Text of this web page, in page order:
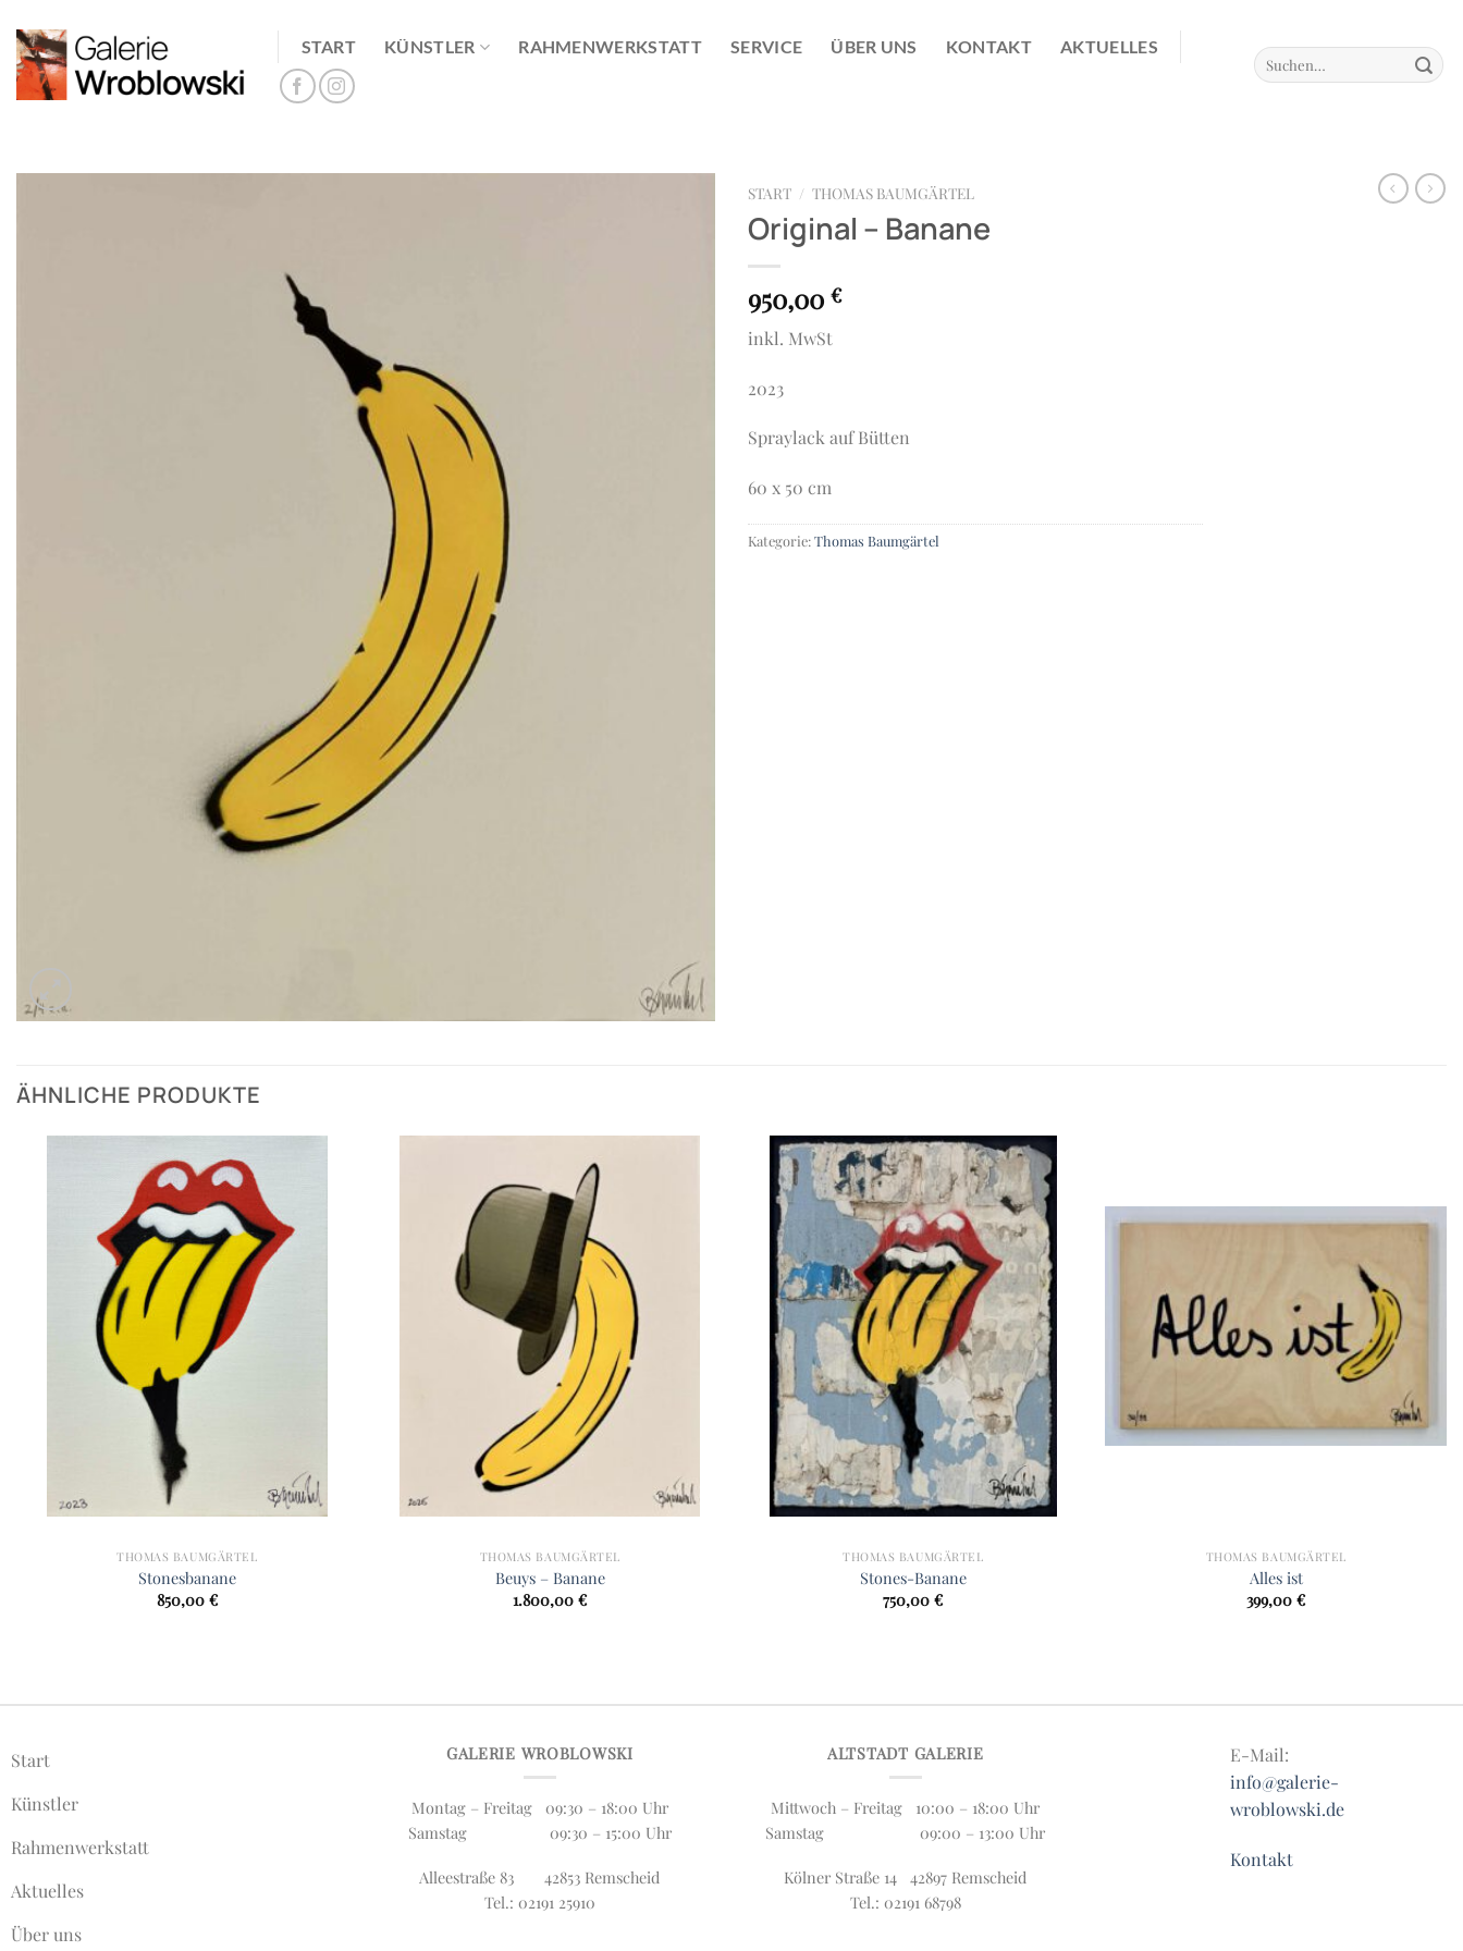
Inhalt
springen
START KÜNSTLER RAHMENWERKSTATT SERVICE ÜBER UNS KONTAKT AKTUELLES
Suchen
nach:
START / THOMAS BAUMGÄRTEL
Original – Banane
950,00 €
inkl. MwSt
2023
Spraylack auf Bütten
60 x 50 cm
Kategorie:Thomas Baumgärtel
ÄHNLICHE PRODUKTE
THOMAS BAUMGÄRTEL
Stonesbanane
850,00 €
THOMAS BAUMGÄRTEL
Beuys – Banane
1.800,00€
THOMAS BAUMGÄRTEL
Stones-Banane
750,00€
THOMAS BAUMGÄRTEL
Alles ist
399,00€
Start
Künstler
Rahmenwerkstatt
Aktuelles
Über uns
GALERIE WROBLOWSKI
Montag – Freitag 09:30 – 18:00 Uhr
Samstag 09:30 – 15:00 Uhr
Alleestraße 83 42853 Remscheid
Tel.: 02191 25910
ALTSTADT GALERIE
Mittwoch – Freitag 10:00 – 18:00 Uhr
Samstag 09:00 – 13:00 Uhr
Kölner Straße 14 42897 Remscheid
Tel.: 02191 68798
E-Mail:
info@galerie-
wroblowski.de
Kontakt